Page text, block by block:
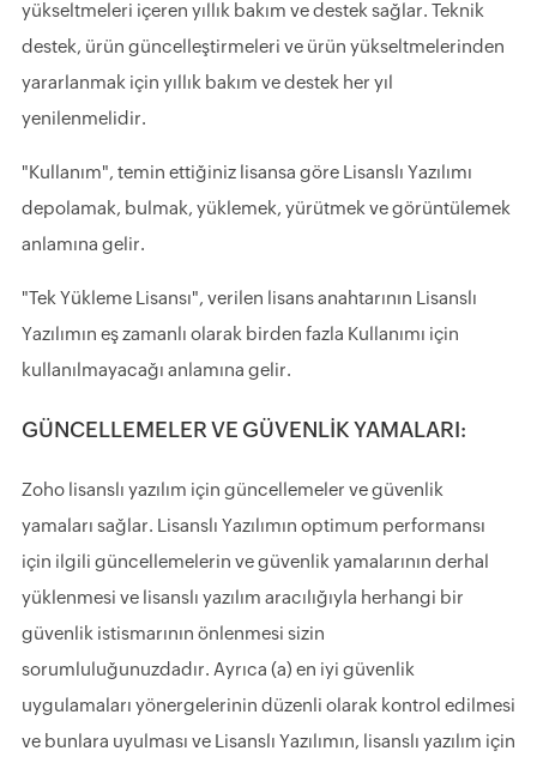
yükseltmeleri içeren yıllık bakım ve destek sağlar. Teknik
destek, ürün güncelleştirmeleri ve ürün yükseltmelerinden
yararlanmak için yıllık bakım ve destek her yıl
yenilenmelidir.
"Kullanım", temin ettiğiniz lisansa göre Lisanslı Yazılımı
depolamak, bulmak, yüklemek, yürütmek ve görüntülemek
anlamına gelir.
"Tek Yükleme Lisansı", verilen lisans anahtarının Lisanslı
Yazılımın eş zamanlı olarak birden fazla Kullanımı için
kullanılmayacağı anlamına gelir.
GÜNCELLEMELER VE GÜVENLİK YAMALARI:
Zoho lisanslı yazılım için güncellemeler ve güvenlik
yamaları sağlar. Lisanslı Yazılımın optimum performansı
için ilgili güncellemelerin ve güvenlik yamalarının derhal
yüklenmesi ve lisanslı yazılım aracılığıyla herhangi bir
güvenlik istismarının önlenmesi sizin
sorumluluğunuzdadır. Ayrıca (a) en iyi güvenlik
uygulamaları yönergelerinin düzenli olarak kontrol edilmesi
ve bunlara uyulması ve Lisanslı Yazılımın, lisanslı yazılım için